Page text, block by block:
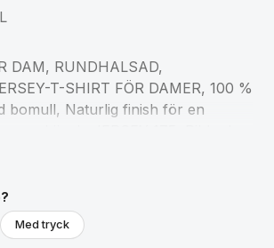
DAM, RUNDHALSAD,
T-SHIRT FÖR DAMER, 100 %
bomull, Naturlig finish för en
Rund halsringning, Halstejp,
/ 2 % viskos, (2) Gråmelerad: 85
/ 15 % viskos för matchande
i avsnittet om
Med tryck